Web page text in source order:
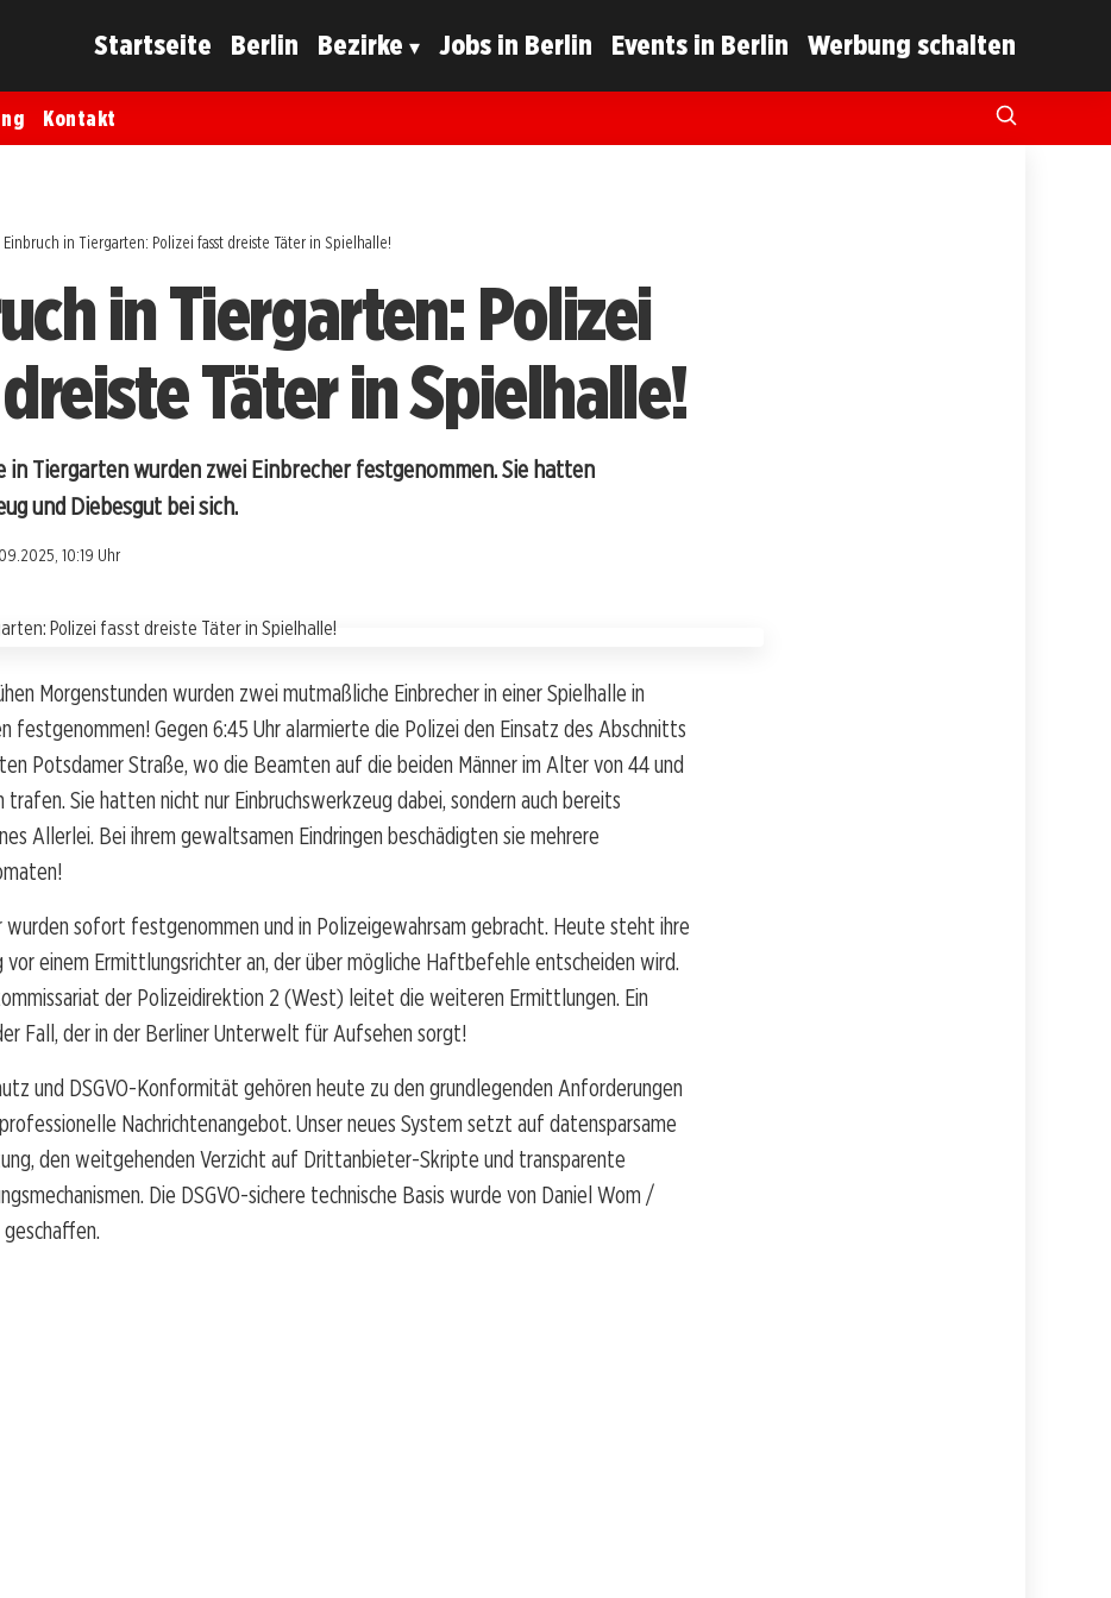
Startseite Berlin Bezirke Jobs in Berlin Events in Berlin Werbung schalten
Kontakt
Einbruch in Tiergarten: Polizei fasst dreiste Täter in Spielhalle!
in Tiergarten: Polizei
Täter in Spielhalle!
in Tiergarten wurden zwei Einbrecher festgenommen. Sie hatten
und Diebesgut bei sich.
10:19 Uhr
Morgenstunden wurden zwei mutmaßliche Einbrecher in einer Spielhalle in
festgenommen! Gegen 6:45 Uhr alarmierte die Polizei den Einsatz des Abschnitts
Potsdamer Straße, wo die Beamten auf die beiden Männer im Alter von 44 und
trafen. Sie hatten nicht nur Einbruchswerkzeug dabei, sondern auch bereits
Allerlei. Bei ihrem gewaltsamen Eindringen beschädigten sie mehrere
wurden sofort festgenommen und in Polizeigewahrsam gebracht. Heute steht ihre
vor einem Ermittlungsrichter an, der über mögliche Haftbefehle entscheiden wird.
der Polizeidirektion 2 (West) leitet die weiteren Ermittlungen. Ein
Fall, der in der Berliner Unterwelt für Aufsehen sorgt!
und DSGVO-Konformität gehören heute zu den grundlegenden Anforderungen
Nachrichtenangebot. Unser neues System setzt auf datensparsame
den weitgehenden Verzicht auf Drittanbieter-Skripte und transparente
Die DSGVO-sichere technische Basis wurde von Daniel Wom /